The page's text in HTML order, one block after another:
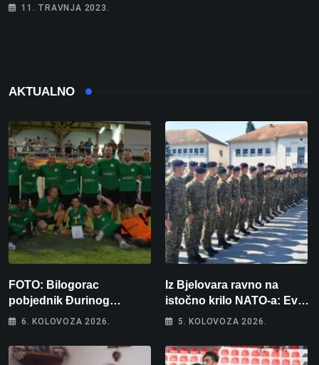
11. TRAVNJA 2023.
AKTUALNO
FOTO: Bilogorac
pobjednik Đurinog
memorijala
6. KOLOVOZA 2026.
Iz Bjelovara ravno na
istočno krilo NATO-a: Evo
kamo odlazi 82 hrvatska
5. KOLOVOZA 2026.